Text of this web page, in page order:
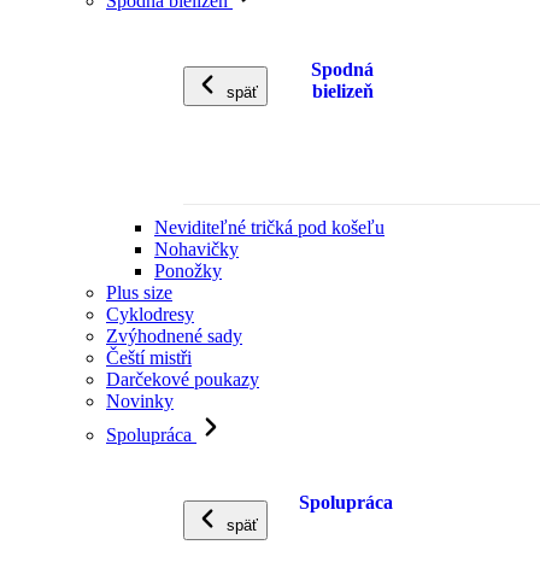
späť
Spodná
bielizeň
Neviditeľné tričká pod košeľu
Nohavičky
Ponožky
Plus size
Cyklodresy
Zvýhodnené sady
Čeští mistři
Darčekové poukazy
Novinky
Spolupráca
späť
Spolupráca